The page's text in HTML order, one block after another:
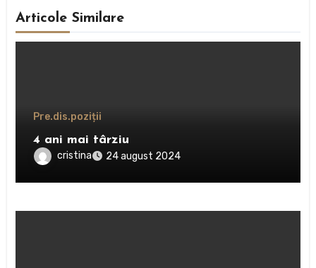
Articole Similare
Pre.dis.poziții
4 ani mai târziu
cristina 24 august 2024